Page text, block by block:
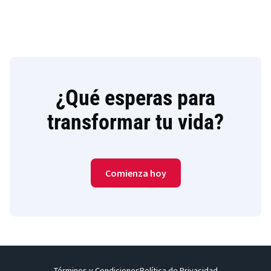
¿Qué esperas para
transformar tu vida?
Comienza hoy